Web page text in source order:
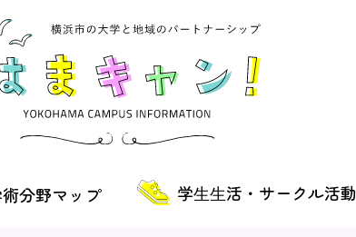
分野マップ 学⽣⽣活・サークル活動